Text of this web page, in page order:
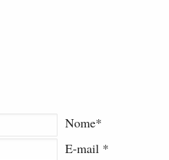
Nome*
E-mail *